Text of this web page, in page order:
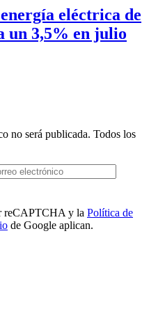
eléctrica de
un 3,5% en julio
no será publicada. Todos los
reCAPTCHA y la Política de
de Google aplican.